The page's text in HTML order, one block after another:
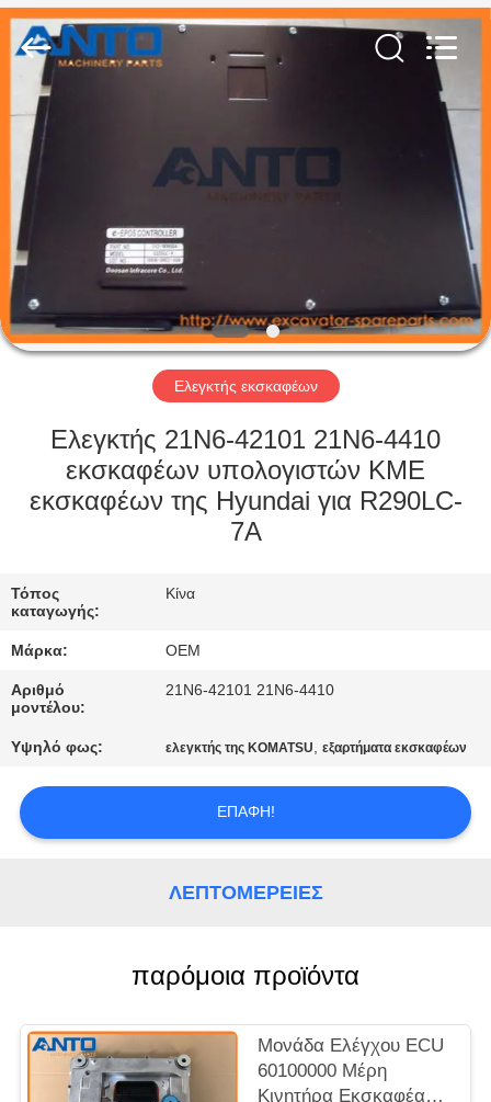
ΣΠΊΤΙ
ΠΡΟΪΌΝΤΑ
ΠΕΡΊΠΟΥ
ΕΜΕΊΣ
ΓΎΡΟΣ
ΕΡΓΟΣΤΑΣΊΩΝ
ΠΟΙΟΤΙΚΌΣ
ΈΛΕΓΧΟΣ
SITEMAP
ΠΟΛΙΤΙΚΉ
ΑΠΟΡΡΉΤΟΥ
Anto
Machinery
Parts
Co.,Ltd..
Reserved.
Ελεγκτής εκσκαφέων
Ελεγκτής 21N6-42101 21N6-4410
εκσκαφέων υπολογιστών ΚΜΕ
εκσκαφέων της Hyundai για R290LC-
7A
Τόπος
καταγωγής:
Κίνα
Μάρκα: OEM
Αριθμό
μοντέλου:
21N6-42101 21N6-4410
Υψηλό φως: ελεγκτής της KOMATSU,εξαρτήματα εκσκαφέων
ΕΠΑΦΉ!
ΛΕΠΤΟΜΈΡΕΙΕΣ
παρόμοια προϊόντα
Μονάδα Ελέγχου ECU
60100000 Μέρη
Κινητήρα Εκσκαφέα